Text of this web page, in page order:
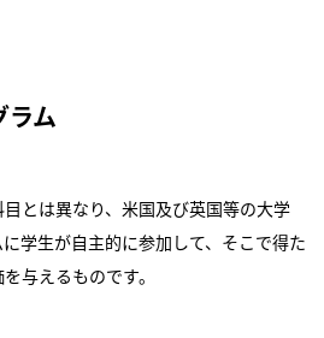
ラム
とは異なり、米国及び英国等の大学
学生が自主的に参加して、そこで得た
与えるものです。